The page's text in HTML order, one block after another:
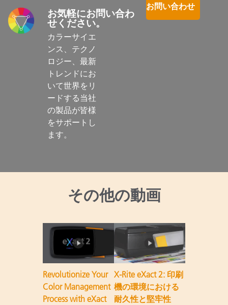
お気軽にお問い合わ
せください。
カラーサイエ
ンス、テクノ
ロジー、最新
トレンドにお
いて世界をリ
ードする当社
の製品が皆様
をサポートし
ます。
お問い合わせ
その他の動画
Revolutionize Your
Color Management
Process with eXact
X-Rite eXact 2: 印刷
機の環境における
耐久性と堅牢性